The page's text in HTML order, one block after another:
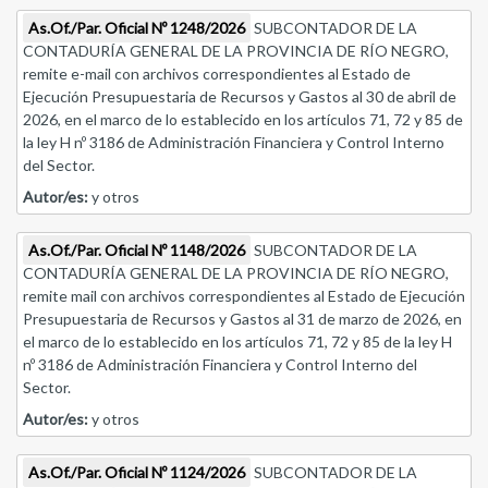
As.Of./Par. Oficial Nº 1248/2026 SUBCONTADOR DE LA
CONTADURÍA GENERAL DE LA PROVINCIA DE RÍO NEGRO,
remite e-mail con archivos correspondientes al Estado de
Ejecución Presupuestaria de Recursos y Gastos al 30 de abril de
2026, en el marco de lo establecido en los artículos 71, 72 y 85 de
la ley H nº 3186 de Administración Financiera y Control Interno
del Sector.
Autor/es:y otros
As.Of./Par. Oficial Nº 1148/2026 SUBCONTADOR DE LA
CONTADURÍA GENERAL DE LA PROVINCIA DE RÍO NEGRO,
remite mail con archivos correspondientes al Estado de Ejecución
Presupuestaria de Recursos y Gastos al 31 de marzo de 2026, en
el marco de lo establecido en los artículos 71, 72 y 85 de la ley H
nº 3186 de Administración Financiera y Control Interno del
Sector.
Autor/es:y otros
As.Of./Par. Oficial Nº 1124/2026 SUBCONTADOR DE LA